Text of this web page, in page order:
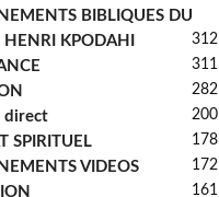
BIBLIQUES DU
HENRI KPODAHI
312
311
282
direct 200
SPIRITUEL 178
VIDEOS 172
161